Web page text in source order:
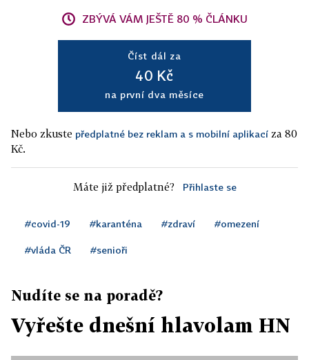
ZBÝVÁ VÁM JEŠTĚ 80 % ČLÁNKU
Číst dál za
40 Kč
na první dva měsíce
Nebo zkuste předplatné bez reklam a s mobilní aplikací za 80
Kč.
Máte již předplatné? Přihlaste se
#covid-19 #karanténa #zdraví #omezení
#vláda ČR #senioři
Nudíte se na poradě?
Vyřešte dnešní hlavolam HN